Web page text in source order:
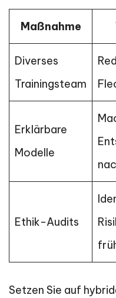
Maßnahme
Diverses
Trainingsteam
Erklärbare
Modelle
Ethik-Audits
Setzen Sie auf